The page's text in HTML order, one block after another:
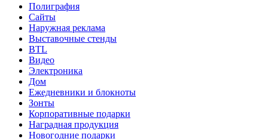
Полиграфия
Сайты
Наружная реклама
Выставочные стенды
BTL
Видео
Электроника
Дом
Ежедневники и блокноты
Зонты
Корпоративные подарки
Наградная продукция
Новогодние подарки